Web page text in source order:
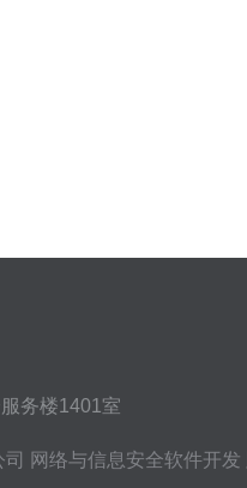
务楼1401室
网络与信息安全软件开发